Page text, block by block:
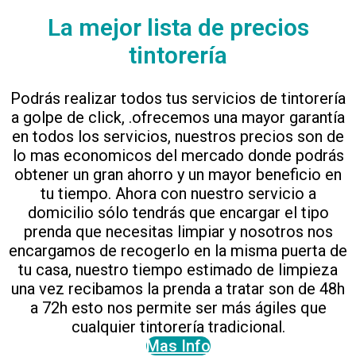
La mejor lista de precios
tintorería
Podrás realizar todos tus servicios de tintorería
a golpe de click, .ofrecemos una mayor garantía
en todos los servicios, nuestros precios son de
lo mas economicos del mercado donde podrás
obtener un gran ahorro y un mayor beneficio en
tu tiempo. Ahora con nuestro servicio a
domicilio sólo tendrás que encargar el tipo
prenda que necesitas limpiar y nosotros nos
encargamos de recogerlo en la misma puerta de
tu casa, nuestro tiempo estimado de limpieza
una vez recibamos la prenda a tratar son de 48h
a 72h esto nos permite ser más ágiles que
cualquier tintorería tradicional.
Mas Info